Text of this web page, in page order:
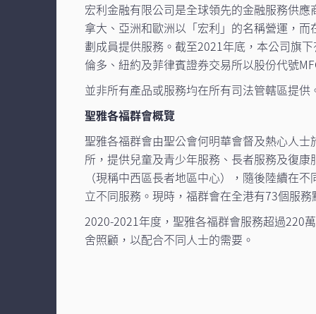
宏利金融有限公司是全球領先的金融服務供
拿大、亞洲和歐洲以「宏利」的名稱營運，
劃成員提供服務。截至2021年底，本公司旗
倫多、紐約及菲律賓證券交易所以股份代號
並非所有產品或服務均在所有司法管轄區提供
聖雅各福群會概覽
聖雅各福群會由聖公會何明華會督及熱心人
所，提供兒童及青少年服務、長者服務及復
（現稱中西區長者地區中心），隨後陸續在
立不同服務。現時，福群會在全港有73個服務
2020-2021年度，聖雅各福群會服務超過220
舍照顧，以配合不同人士的需要。